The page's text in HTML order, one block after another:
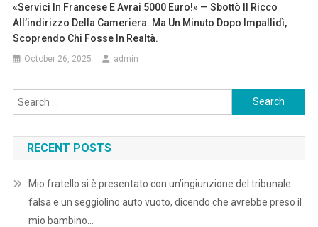
«Servici In Francese E Avrai 5000 Euro!» — Sbottò Il Ricco
All’indirizzo Della Cameriera. Ma Un Minuto Dopo Impallidì,
Scoprendo Chi Fosse In Realtà.
October 26, 2025 admin
Search
for:
RECENT POSTS
Mio fratello si è presentato con un’ingiunzione del tribunale
falsa e un seggiolino auto vuoto, dicendo che avrebbe preso il
mio bambino…